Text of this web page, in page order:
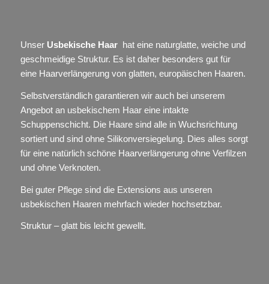
Unser Usbekische Haar hat eine naturglatte, weiche und
geschmeidige Struktur. Es ist daher besonders gut für
eine Haarverlängerung von glatten, europäischen Haaren.
Selbstverständlich garantieren wir auch bei unserem
Angebot an usbekischem Haar eine intakte
Schuppenschicht. Die Haare sind alle in Wuchsrichtung
sortiert und sind ohne Silikonversiegelung. Dies alles sorgt
für eine natürlich schöne Haarverlängerung ohne Verfilzen
und ohne Verknoten.
Bei guter Pflege sind die Extensions aus unseren
usbekischen Haaren mehrfach wieder hochsetzbar.
Struktur – glatt bis leicht gewellt.